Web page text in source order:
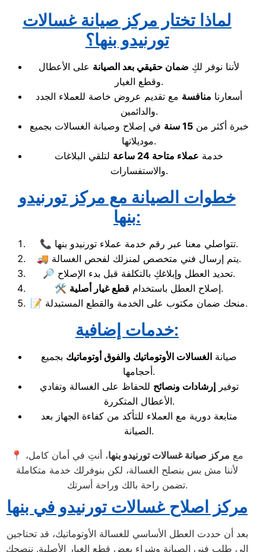
لماذا تختار مركز صيانة غسالات
تورنيدو بنها؟
لأننا نوفر لكِ ضمان حقيقي بعد الصيانة على الأعطال
وقطع الغيار.
أسعارنا منافسة مع تقديم عروض خاصة للعملاء الجدد
والدائمين.
خبرة أكثر من15 سنة
في إصلاح وصيانة الغسالات بجميع
موديلاتها.
خدمة عملاء متاحة 24 ساعة
لتلقي البلاغات
والاستفسارات.
خطوات الصيانة مع مركز تورنيدو
بنها:
📞 تتواصلي معنا عبر رقم خدمة عملاء تورنيدو بنها.
🚚 يتم إرسال فني متخصص لمنزلك لفحص الغسالة.
🔎 تحديد العطل وإبلاغكِ بالتكلفة قبل بدء الإصلاح.
🛠️ إصلاح العطل باستخدام قطع غيار أصلية
.
📝 منحك ضمان مكتوب على الخدمة والقطع المستبدلة.
خدمات إضافية:
صيانة الغسالات الأوتوماتيك والفوق أوتوماتيك بجميع
أحجامها.
توفيرإرشادات ونصائح للحفاظ على الغسالة وتفادي
الأعطال المتكررة.
متابعة دورية مع العملاء للتأكد من كفاءة الجهاز بعد
الصيانة.
📍 مع مركز صيانة غسالات تورنيدو بنها، أنتِ في أمان كامل،
لأننا مش بس بنصلح الغسالة، لكن بنوفرلك خدمة متكاملة
تضمن راحة بالك وراحة أسرتك.
مركز اصلاح غسالات تورنيدو في بنها
بعد أن حددت العطل الأساسي للغسالة الأوتوماتيك، قد تحتاجين
إلى طلب فني الصيانة وشراء بعض قطع الغيار الأصلية. ننصحكِ